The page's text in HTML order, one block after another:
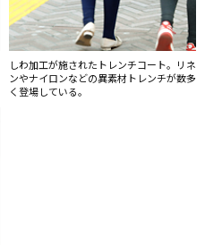
しわ加工が施されたトレンチコート。リネ
ンやナイロンなどの異素材トレンチが数多
く登場している。